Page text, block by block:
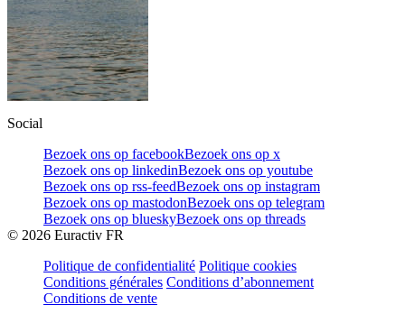
Social
Bezoek ons op facebookBezoek ons op x
Bezoek ons op linkedinBezoek ons op youtube
Bezoek ons op rss-feedBezoek ons op instagram
Bezoek ons op mastodonBezoek ons op telegram
Bezoek ons op blueskyBezoek ons op threads
© 2026 Euractiv FR
Politique de confidentialité Politique cookies
Conditions générales Conditions d’abonnement
Conditions de vente